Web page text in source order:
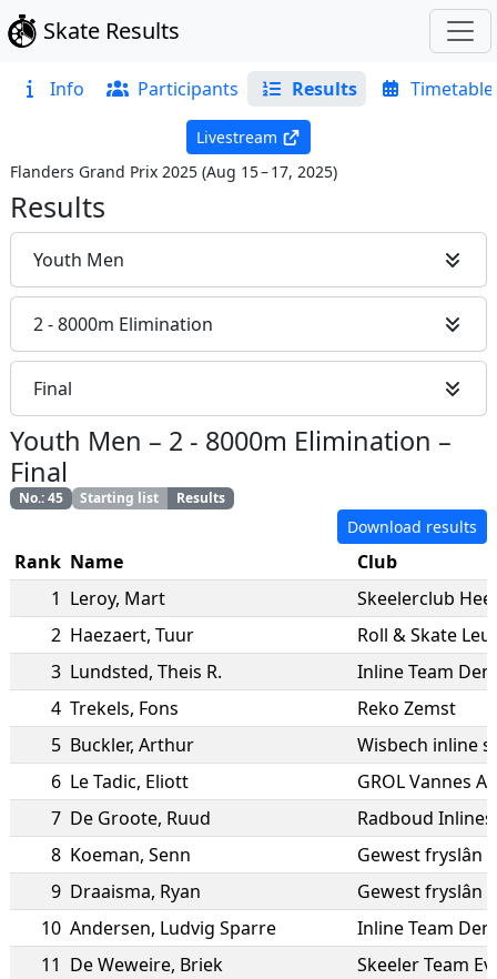
Skate Results
Info Participants Results Timetable
Livestream
Flanders Grand Prix 2025 (Aug 15 – 17, 2025)
Results
Youth Men
2 - 8000m Elimination
Final
Youth Men – 2 - 8000m Elimination –
Final
No.:45 Starting list Results
Download results
Rank Name
Club
1 Leroy, Mart
Skeelerclub
2 Haezaert, Tuur
Roll & Skate
3 Lundsted, Theis R.
Inline Team
4 Trekels, Fons
Reko Zemst
5 Buckler, Arthur
Wisbech inline
6 Le Tadic, Eliott
GROL Vannes
7 De Groote, Ruud
Radboud
8 Koeman, Senn
Gewest fryslân
9 Draaisma, Ryan
Gewest fryslân
10 Andersen, Ludvig Sparre
Inline Team
11 De Weweire, Briek
Skeeler Team